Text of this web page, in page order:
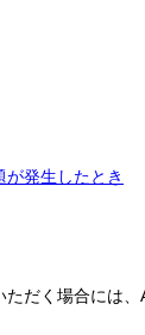
発生したとき
だく場合には